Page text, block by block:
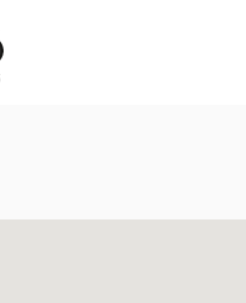
- Exist to Create